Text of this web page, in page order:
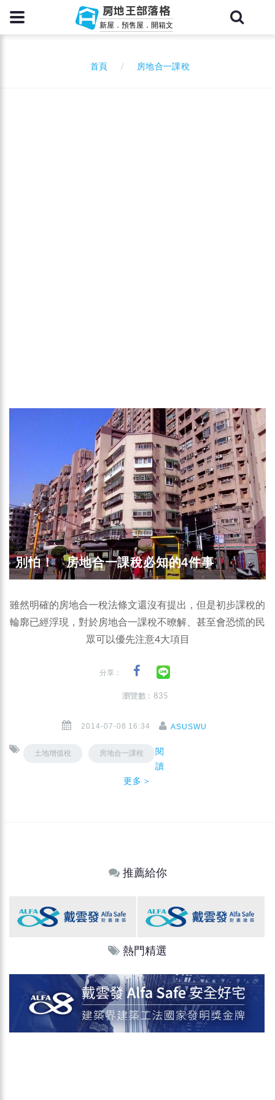
房地王部落格
新屋．預售屋．開箱文
首頁 房地合一課稅
別怕！ 房地合一課稅必知的4件事
雖然明確的房地合一稅法條文還沒有提出，但是初步課稅的
輪廓已經浮現，對於房地合一課稅不暸解、甚至會恐慌的民
眾可以優先注意4大項目
分享：
瀏覽數 : 835
2014-07-08 16:34 ASUSWU
土地增值稅 房地合一課稅
閱
讀
更多＞
推薦給你
熱門精選